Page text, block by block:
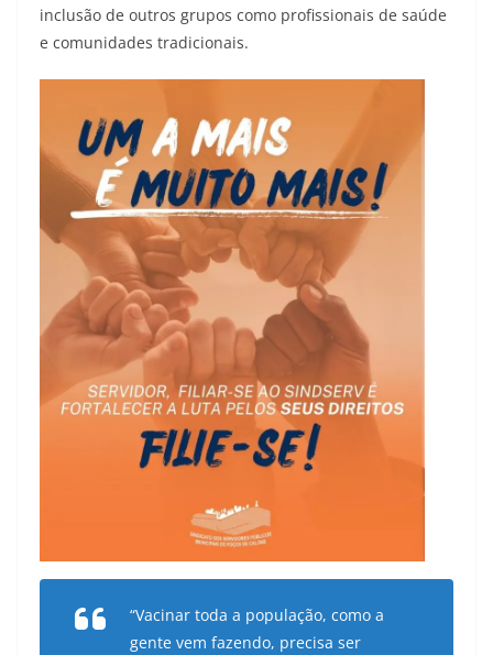
inclusão de outros grupos como profissionais de saúde
e comunidades tradicionais.
“Vacinar toda a população, como a
gente vem fazendo, precisa ser